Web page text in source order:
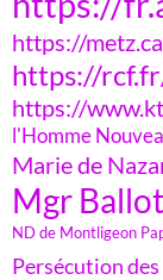
https://
https://
https://
l'Homme
Marie de
Mgr
ND de Montligeon
Persécution